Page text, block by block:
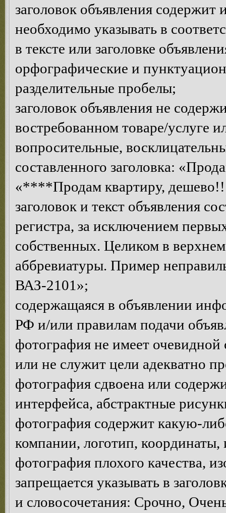
заголовок объявления
необходимо указывать в
в тексте или заголовке
орфографические и
разделительные пробелы;
заголовок объявления не
востребованном товаре/услуге
вопросительные,
составленного заголовка:
«****Продам квартиру,
заголовок и текст объявления
регистра, за исключением
собственных. Целиком в
аббревиатуры. Пример
ВАЗ-2101»;
содержащаяся в объявлении
РФ и/или правилам подачи
фотография не имеет очевидной
или не служит цели адекватно
фотография сдвоена или
интерфейса, абстрактные
фотография содержит какую-
компании, логотип, координаты,
фотография плохого качества,
запрещается указывать в
и словосочетания: Срочно,